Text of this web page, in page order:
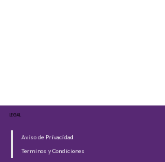
Aviso de Privacidad
Terminos y Condiciones
LEGAL